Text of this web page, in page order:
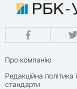
Про компанію
Редакційна політика і
стандарти